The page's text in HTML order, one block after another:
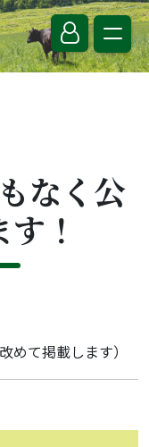
なく公
！
めて掲載します）